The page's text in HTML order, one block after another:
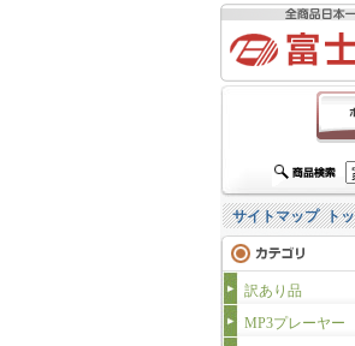
サイトマップ ト
訳あり品
MP3プレーヤー